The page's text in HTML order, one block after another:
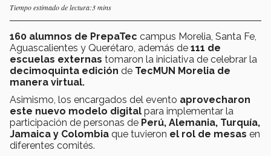
Tiempo estimado de lectura:3 mins
160 alumnos de PrepaTec campus Morelia, Santa Fe,
Aguascalientes y Querétaro, además de 111 de
escuelas externas tomaron la iniciativa de celebrar la
decimoquinta edición de TecMUN Morelia de
manera virtual.
Asimismo, los encargados del evento aprovecharon
este nuevo modelo digital para implementar la
participación de personas de Perú, Alemania, Turquía,
Jamaica y Colombia que tuvieron el rol de mesas en
diferentes comités.